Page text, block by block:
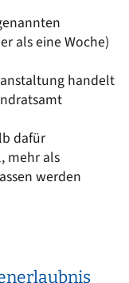
als eine Woche)
handelt
dafür
mehr als
werden